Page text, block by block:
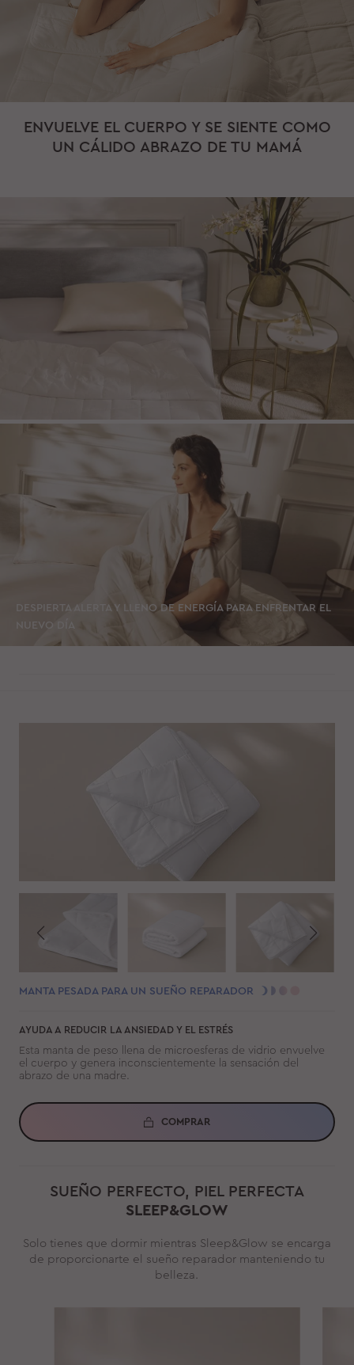
ENVUELVE EL CUERPO Y SE SIENTE COMO
UN CÁLIDO ABRAZO DE TU MAMÁ
DESPIERTA ALERTA Y LLENO DE ENERGÍA PARA ENFRENTAR EL
NUEVO DÍA
MANTA PESADA PARA UN SUEÑO REPARADOR
AYUDA A REDUCIR LA ANSIEDAD Y EL ESTRÉS
Esta manta de peso llena de microesferas de vidrio envuelve
el cuerpo y genera inconscientemente la sensación del
abrazo de una madre.
COMPRAR
SUEÑO PERFECTO, PIEL PERFECTA
SLEEP&GLOW
Solo tienes que dormir mientras Sleep&Glow se encarga
de proporcionarte el sueño reparador manteniendo tu
belleza.